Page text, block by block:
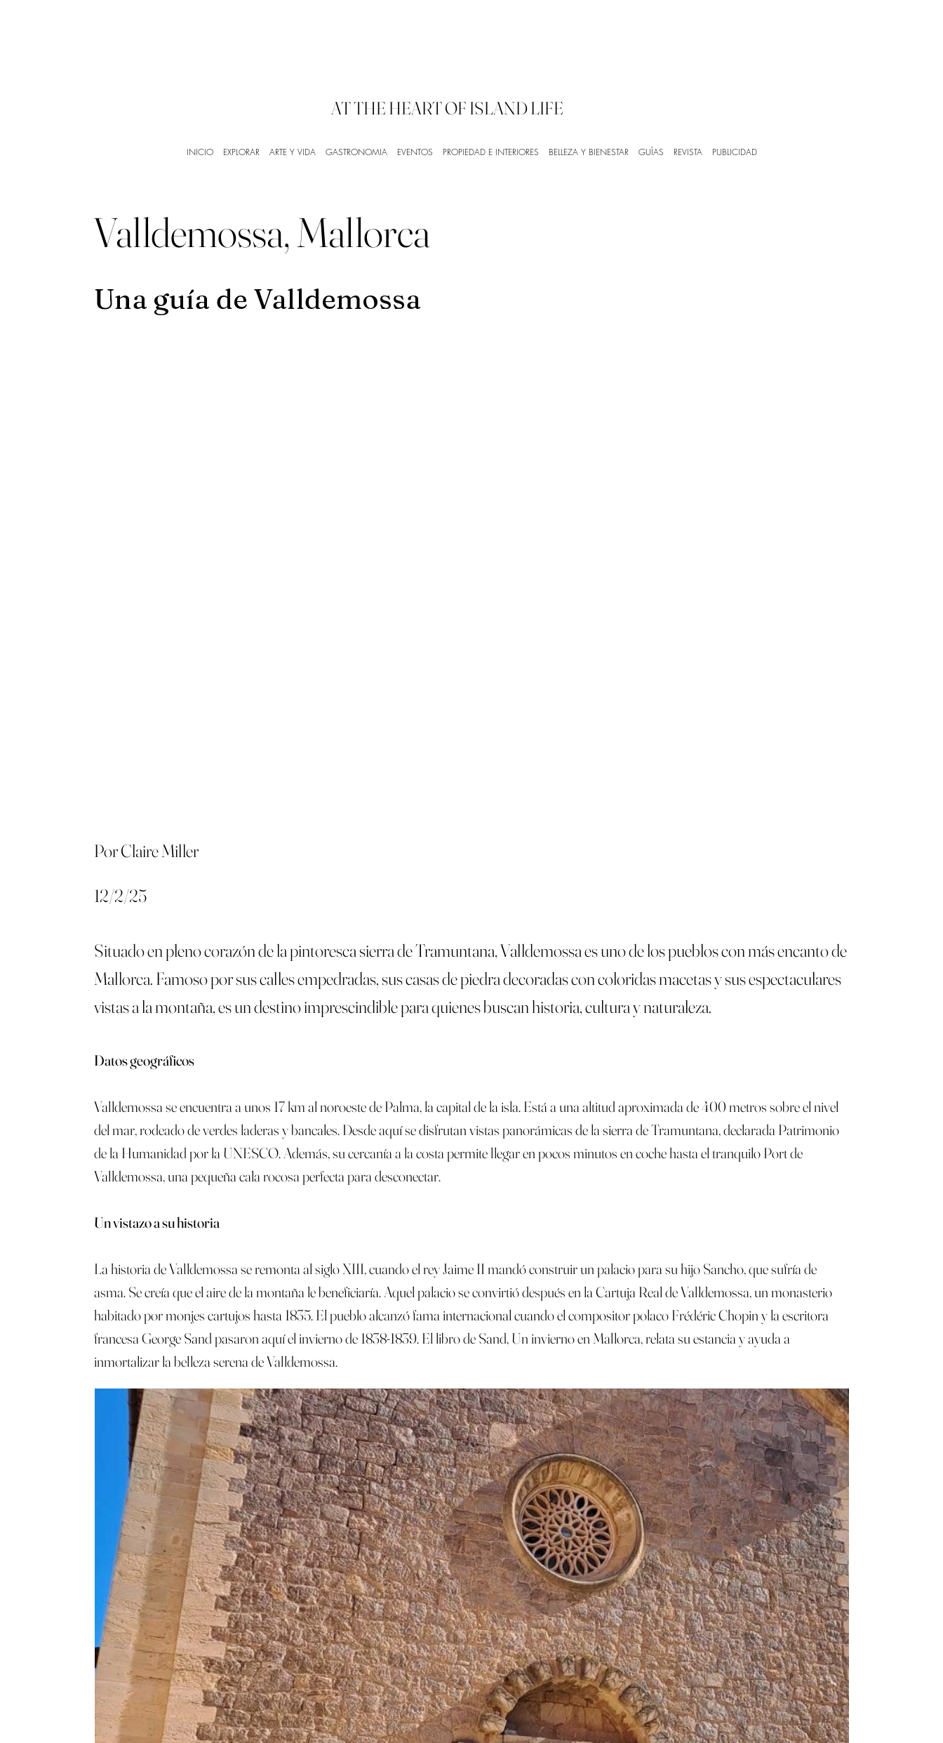
INICIO EXPLORAR ARTE Y VIDA GASTRONOMIA EVENTOS PROPIEDAD E INTERIORES BELLEZA Y BIENESTAR GUÍAS REVISTA PUBLICIDAD
AT THE HEART OF ISLAND LIFE
Valldemossa, Mallorca
Una guía de Valldemossa
Por Claire Miller
12/2/25
Situado en pleno corazón de la pintoresca sierra de Tramuntana, Valldemossa es uno de los pueblos con más encanto de
Mallorca. Famoso por sus calles empedradas, sus casas de piedra decoradas con coloridas macetas y sus espectaculares
vistas a la montaña, es un destino imprescindible para quienes buscan historia, cultura y naturaleza.
Datos geográficos
Valldemossa se encuentra a unos 17 km al noroeste de Palma, la capital de la isla. Está a una altitud aproximada de 400 metros sobre el nivel
del mar, rodeado de verdes laderas y bancales. Desde aquí se disfrutan vistas panorámicas de la sierra de Tramuntana, declarada Patrimonio
de la Humanidad por la UNESCO. Además, su cercanía a la costa permite llegar en pocos minutos en coche hasta el tranquilo Port de
Valldemossa, una pequeña cala rocosa perfecta para desconectar.
Un vistazo a su historia
La historia de Valldemossa se remonta al siglo XIII, cuando el rey Jaime II mandó construir un palacio para su hijo Sancho, que sufría de
asma. Se creía que el aire de la montaña le beneficiaría. Aquel palacio se convirtió después en la Cartuja Real de Valldemossa, un monasterio
habitado por monjes cartujos hasta 1835. El pueblo alcanzó fama internacional cuando el compositor polaco Frédéric Chopin y la escritora
francesa George Sand pasaron aquí el invierno de 1838-1839. El libro de Sand, Un invierno en Mallorca, relata su estancia y ayuda a
inmortalizar la belleza serena de Valldemossa.